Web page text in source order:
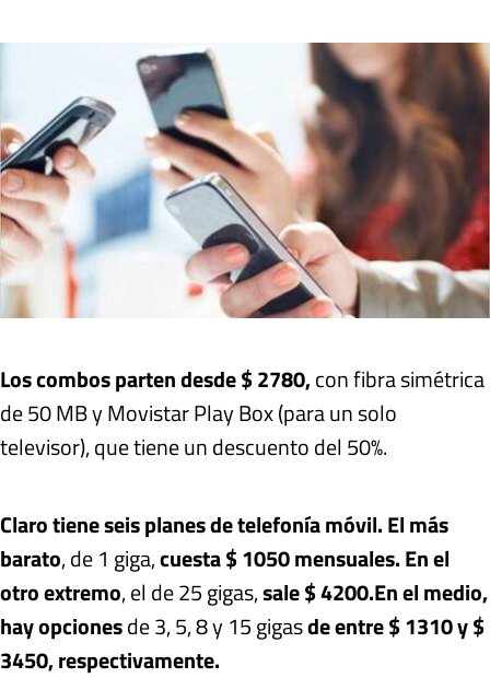
Los combos parten desde $ 2780,con fibra simétrica
de 50 MB y Movistar Play Box (para un solo
televisor), que tiene un descuento del 50%.
Claro tiene seis planes de telefonía móvil. El más
barato, de 1 giga,cuesta $ 1050 mensuales.En el
otro extremo, el de 25 gigas,sale $ 4200.En el medio,
hay opcionesde 3, 5, 8 y 15 gigasde entre $ 1310 y $
3450, respectivamente.